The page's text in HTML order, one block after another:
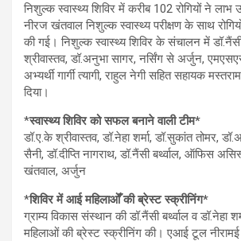
निशुल्क स्वास्थ्य शिविर में करीब 102 रोगियों ने लाभ
नीरज खंतवाल निशुल्क स्वास्थ्य परीक्षण के साथ
की गई। निशुल्क स्वास्थ्य शिविर के संचालन में
श्रीवास्तव, डॉ.अनुभा सागर, नर्सिंग से अर्जुन,
अभ्यर्थी गार्गी त्यागी, राहुल नेगी सहित सहायक
दिया।
*स्वास्थ्य शिविर को सफल बनाने वाली टीम*
डॉ.ए.के श्रीवास्तव, डॉ.नेहा शर्मा, डॉ.सुकांत तोमर,
सैनी, डॉ.दीप्ति नागराथ, डॉ.नैंसी बर्थ्वाल, ऑफिस
खंतवाल, अर्जुन
*शिविर में आई महिलाओँ की ब्रेस्ट स्क्रीनिंग*
ग्राम्य विकास संस्थान की डॉ.नैंसी बर्थ्वाल व डॉ.नेहा
महिलाओं की ब्रेस्ट स्क्रीनिंग की। एआई टूल